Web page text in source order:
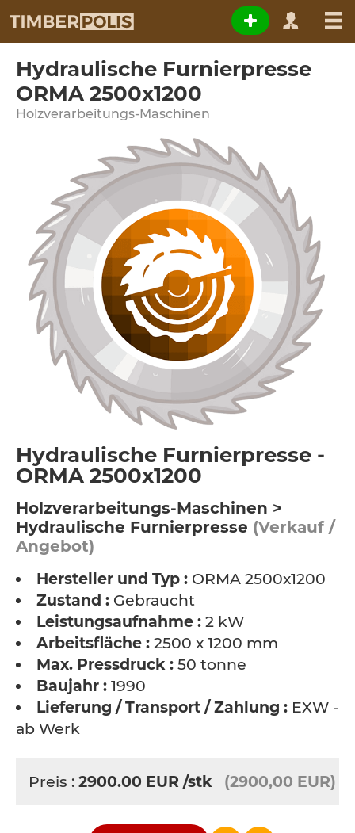
Hydraulische Furnierpresse
ORMA 2500x1200
Holzverarbeitungs-Maschinen
Hydraulische Furnierpresse -
ORMA 2500x1200
Holzverarbeitungs-Maschinen >
Hydraulische Furnierpresse (Verkauf /
Angebot)
Hersteller und Typ : ORMA 2500x1200
Zustand : Gebraucht
Leistungsaufnahme : 2 kW
Arbeitsfläche : 2500 x 1200 mm
Max. Pressdruck : 50 tonne
Baujahr : 1990
Lieferung / Transport / Zahlung : EXW -
ab Werk
Preis : 2900.00 EUR /stk (2900,00 EUR)